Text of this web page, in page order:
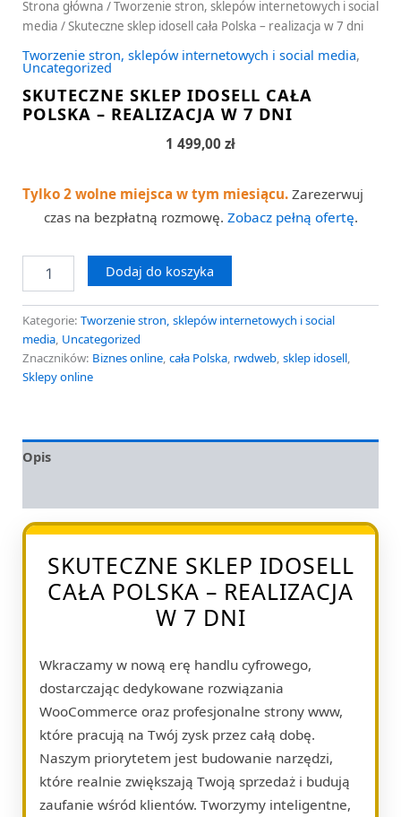
Strona główna /Tworzenie stron, sklepów internetowych i social
media / Skuteczne sklep idosell cała Polska – realizacja w 7 dni
Tworzenie stron, sklepów internetowych i social media,
Uncategorized
SKUTECZNE SKLEP IDOSELL CAŁA
POLSKA – REALIZACJA W 7 DNI
1 499,00 zł
Tylko 2 wolne miejsca w tym miesiącu. Zarezerwuj
czas na bezpłatną rozmowę. Zobacz pełną ofertę.
Dodaj do koszyka
Kategorie: Tworzenie stron, sklepów internetowych i social
media, Uncategorized
Znaczników: Biznes online, cała Polska, rwdweb, sklep idosell,
Sklepy online
Opis
SKUTECZNE SKLEP IDOSELL
CAŁA POLSKA – REALIZACJA
W 7 DNI
Wkraczamy w nową erę handlu cyfrowego,
dostarczając dedykowane rozwiązania
WooCommerce oraz profesjonalne strony www,
które pracują na Twój zysk przez całą dobę.
Naszym priorytetem jest budowanie narzędzi,
które realnie zwiększają Twoją sprzedaż i budują
zaufanie wśród klientów. Tworzymy inteligentne,